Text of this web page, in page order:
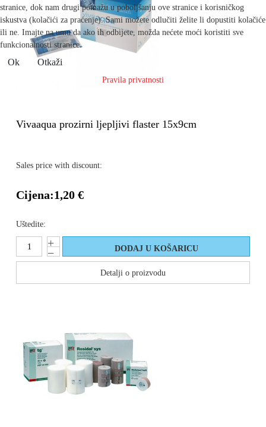
Vivaaqua prozirni ljepljivi flaster 15x9cm
Sales price with discount:
Cijena:1,20 €
Uštedite:
Detalji o proizvodu
stranice, dok nam drugi pomažu u poboljšanju ove stranice i korisničkog
iskustva (kolačići za praćenje). Sami možete odlučiti želite li dopustiti kolačiće
ili ne. Imajte na umu da ako ih odbijete, možda nećete moći koristiti sve
funkcionalnosti stranice.
Ok Otkaži
Pravila privatnosti